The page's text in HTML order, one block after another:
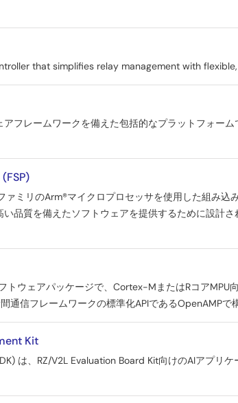
that simplifies relay management with
フレームワークを備えた包括的なプラットフォーム
ァミリのArm®マイクロプロセッサを使用した組み込
品質を備えたソフトウェアを提供するために設計さ
トウェアパッケージで、Cortex-MまたはRコアMPU
通信フレームワークの標準化APIであるOpenAMPで
Kit
は、RZ/V2L Evaluation Board Kit向けのAIアプリケ